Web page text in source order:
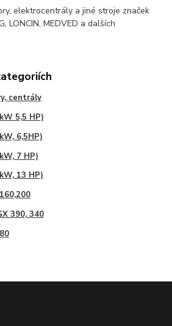
elektrocentrály a jiné stroje značek
LONCIN, MEDVED a dalších
centrály
5,5 HP)
6,5HP)
7 HP)
13 HP)
390, 340